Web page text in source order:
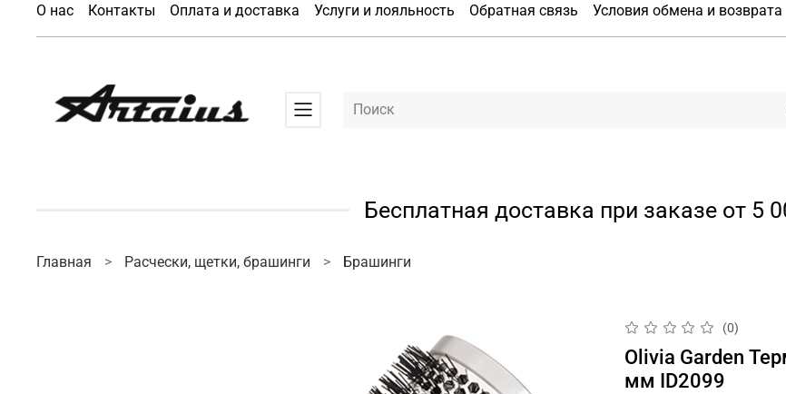
О нас Контакты Оплата и доставка Услуги и лояльность Обратная связь Условия обмена и возврата
Бесплатная доставка при заказе от 5
Главная Расчески, щетки, брашинги Брашинги
(0)
Olivia Garden
мм ID2099